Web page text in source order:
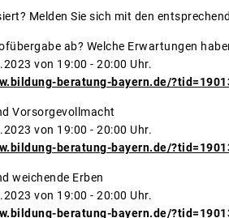
Melden Sie sich mit den
ab? Welche Erwartungen
von 19:00 - 20:00 Uhr.
beratung-bayern.de/
Vorsorgevollmacht
von 19:00 - 20:00 Uhr.
beratung-bayern.de/
weichende Erben
von 19:00 - 20:00 Uhr.
beratung-bayern.de/